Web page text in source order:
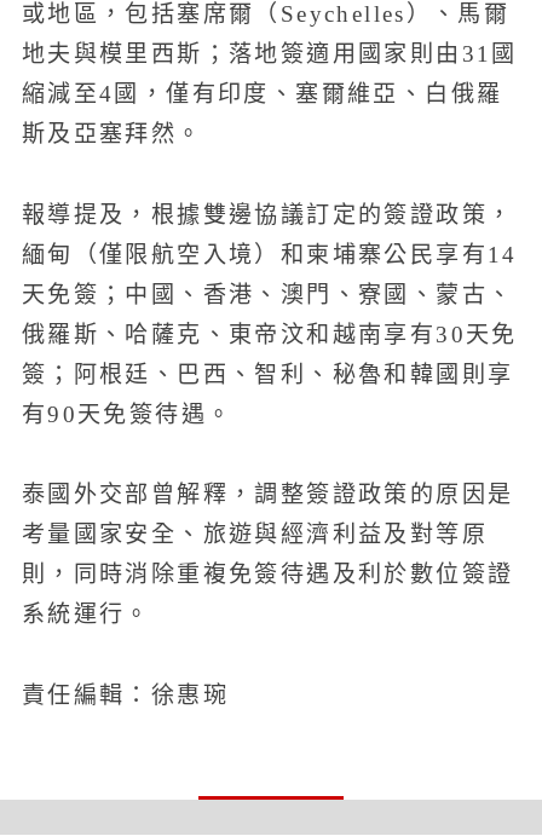
或地區，包括塞席爾（Seychelles）、馬爾
地夫與模里西斯；落地簽適用國家則由31國
縮減至4國，僅有印度、塞爾維亞、白俄羅
斯及亞塞拜然。
報導提及，根據雙邊協議訂定的簽證政策，
緬甸（僅限航空入境）和柬埔寨公民享有14
天免簽；中國、香港、澳門、寮國、蒙古、
俄羅斯、哈薩克、東帝汶和越南享有30天免
簽；阿根廷、巴西、智利、秘魯和韓國則享
有90天免簽待遇。
泰國外交部曾解釋，調整簽證政策的原因是
考量國家安全、旅遊與經濟利益及對等原
則，同時消除重複免簽待遇及利於數位簽證
系統運行。
責任編輯：徐惠琬